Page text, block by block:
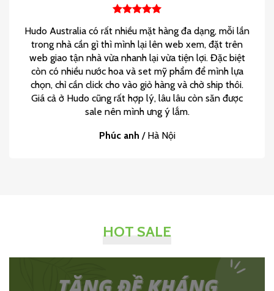
Hudo Australia có rất nhiều mặt hàng đa dạng, mỗi lần
trong nhà cần gì thì mình lại lên web xem, đặt trên
web giao tận nhà vừa nhanh lại vừa tiện lợi. Đặc biệt
còn có nhiều nước hoa và set mỹ phẩm để mình lựa
chọn, chỉ cần click cho vào giỏ hàng và chờ ship thôi.
Giá cả ở Hudo cũng rất hợp lý, lâu lâu còn săn được
sale nên mình ưng ý lắm.
Phúc anh / Hà Nội
HOT SALE